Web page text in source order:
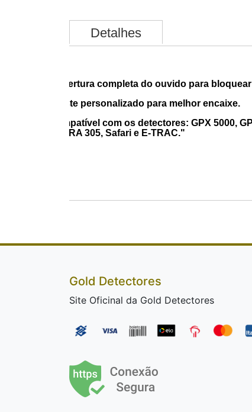
Detalhes
Cobertura completa do ouvido para
Ajuste personalizado para melhor encaixe.
Compatível com os detectores: GPX 5000,
TERRA 305, Safari e E-TRAC."
Gold Detectores
Site Oficinal da Gold Detectores